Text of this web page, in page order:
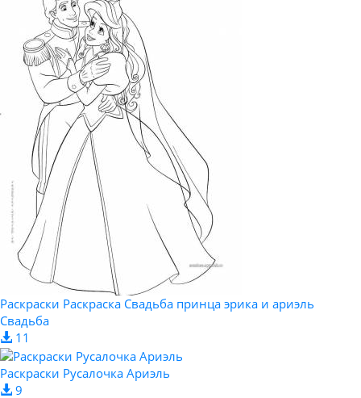
Раскраски Раскраска Свадьба принца эрика и ариэль
Свадьба
11
Раскраски Русалочка Ариэль
9